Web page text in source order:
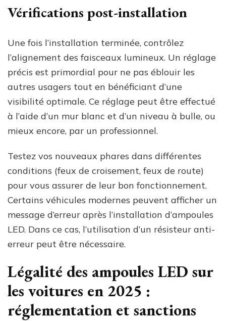
Vérifications post-installation
Une fois l’installation terminée, contrôlez
l’alignement des faisceaux lumineux. Un réglage
précis est primordial pour ne pas éblouir les
autres usagers tout en bénéficiant d’une
visibilité optimale. Ce réglage peut être effectué
à l’aide d’un mur blanc et d’un niveau à bulle, ou
mieux encore, par un professionnel.
Testez vos nouveaux phares dans différentes
conditions (feux de croisement, feux de route)
pour vous assurer de leur bon fonctionnement.
Certains véhicules modernes peuvent afficher un
message d’erreur après l’installation d’ampoules
LED. Dans ce cas, l’utilisation d’un résisteur anti-
erreur peut être nécessaire.
Légalité des ampoules LED sur
les voitures en 2025 :
réglementation et sanctions